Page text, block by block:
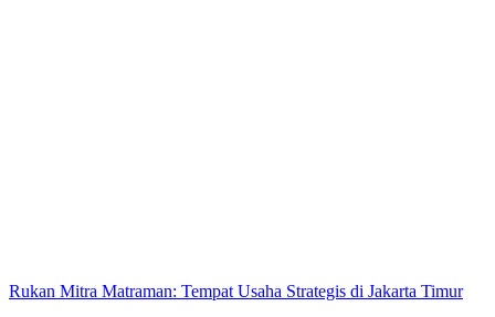
Rukan Mitra Matraman: Tempat Usaha Strategis di Jakarta Timur